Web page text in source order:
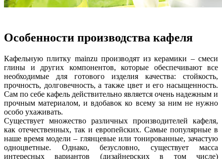
Особенности производства кафеля
Кафельную плитку mainzu производят из керамики – смеси
глины и других компонентов, которые обеспечивают все
необходимые для готового изделия качества: стойкость,
прочность, долговечность, а также цвет и его насыщенность.
Сам по себе кафель действительно является очень надежным и
прочным материалом, и вдобавок ко всему за ним не нужно
особо ухаживать.
Существует множество различных производителей кафеля,
как отечественных, так и европейских. Самые популярные в
наше время модели – глянцевые или тонированные, зачастую
одноцветные. Однако, безусловно, существует масса
интересных вариантов (дизайнерских в том числе)